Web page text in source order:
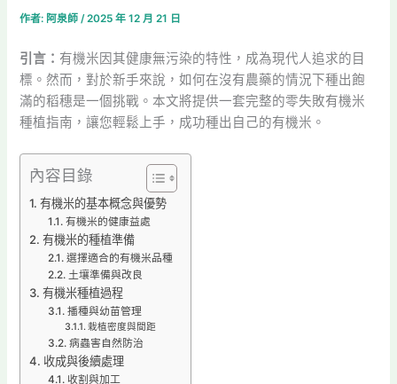
作者: 阿泉師/2025 年 12 月 21 日
引言： 有機米因其健康無污染的特性，成為現代人追求的目
標。然而，對於新手來說，如何在沒有農藥的情況下種出飽
滿的稻穗是一個挑戰。本文將提供一套完整的零失敗有機米
種植指南，讓您輕鬆上手，成功種出自己的有機米。
內容目錄
有機米的基本概念與優勢
有機米的健康益處
有機米的種植準備
選擇適合的有機米品種
土壤準備與改良
有機米種植過程
播種與幼苗管理
栽植密度與間距
病蟲害自然防治
收成與後續處理
收割與加工